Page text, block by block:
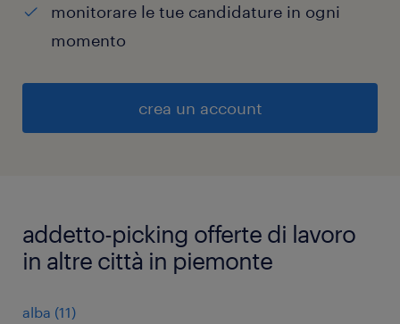
monitorare le tue candidature in ogni
momento
crea un account
addetto-picking offerte di lavoro
in altre città in piemonte
alba (11)